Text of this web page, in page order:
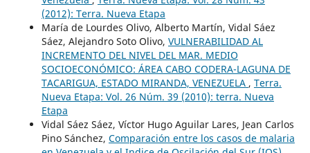
(2012): Terra. Nueva Etapa
María de Lourdes Olivo, Alberto Martín, Vidal Sáez
Sáez, Alejandro Soto Olivo, VULNERABILIDAD AL
INCREMENTO DEL NIVEL DEL MAR. MEDIO
SOCIOECONÓMICO: ÁREA CABO CODERA-LAGUNA DE
TACARIGUA, ESTADO MIRANDA, VENEZUELA , Terra.
Nueva Etapa: Vol. 26 Núm. 39 (2010): terra. Nueva
Etapa
Vidal Sáez Sáez, Víctor Hugo Aguilar Lares, Jean Carlos
Pino Sánchez, Comparación entre los casos de malaria